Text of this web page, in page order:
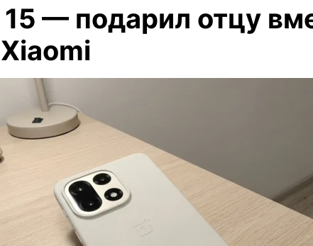
— подарил отцу